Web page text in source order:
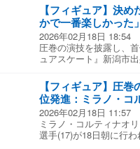
想いは、その一点に集
く待ち続けたい。
る。」 日本のエース・
■銅メダル 中井亜美選
から自分も頑張ろうと
に楽しむぞという気持
し、夢の舞台で演技す
った気分。」 中井の快
た。おもしろかった。
街の人 「17歳だからこ
指して次のオリンピッ
女池小学校では－ 「わ
した。 ■小学3年生 「か
がすごい。」 ■小学3年
技を見せましたが、じ
語っていました。 フリ
転の連続ジャンプを披
を何度も確認していま
実況 「78.71！自己ベ
その要因となったのは
リンピック「トリプ
2022年 樋口新葉 ■リポ
選手(17) 「練習から調
気持ちが氷に伝わって
を決めたかった理由。
ん(当時14歳) 「テレビ
【フィギュア】決
かで一番楽しかった
2026年02月18日 18:54
圧巻の演技を披露し、
ュアスケート』新潟市
況 「初出場の17歳、
た中井。メダル獲得へ
アクセル完璧！」 オリ
を成功させると･･･その
最高難度のレベル4を獲
た。」 大歓声に包まれ
【フィギュア】圧
位発進：ミラノ・コ
2026年02月18日 11:57
ミラノ・コルティナオ
選手(17)が18日朝に行